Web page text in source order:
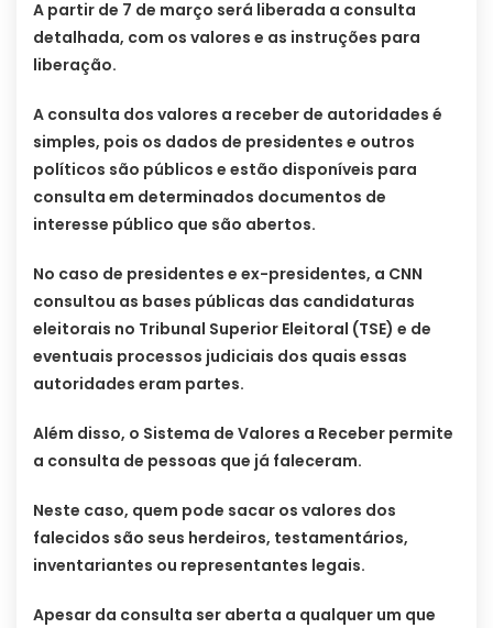
A partir de 7 de março será liberada a consulta
detalhada, com os valores e as instruções para
liberação.
A consulta dos valores a receber de autoridades é
simples, pois os dados de presidentes e outros
políticos são públicos e estão disponíveis para
consulta em determinados documentos de
interesse público que são abertos.
No caso de presidentes e ex-presidentes, a CNN
consultou as bases públicas das candidaturas
eleitorais no Tribunal Superior Eleitoral (TSE) e de
eventuais processos judiciais dos quais essas
autoridades eram partes.
Além disso, o Sistema de Valores a Receber permite
a consulta de pessoas que já faleceram.
Neste caso, quem pode sacar os valores dos
falecidos são seus herdeiros, testamentários,
inventariantes ou representantes legais.
Apesar da consulta ser aberta a qualquer um que